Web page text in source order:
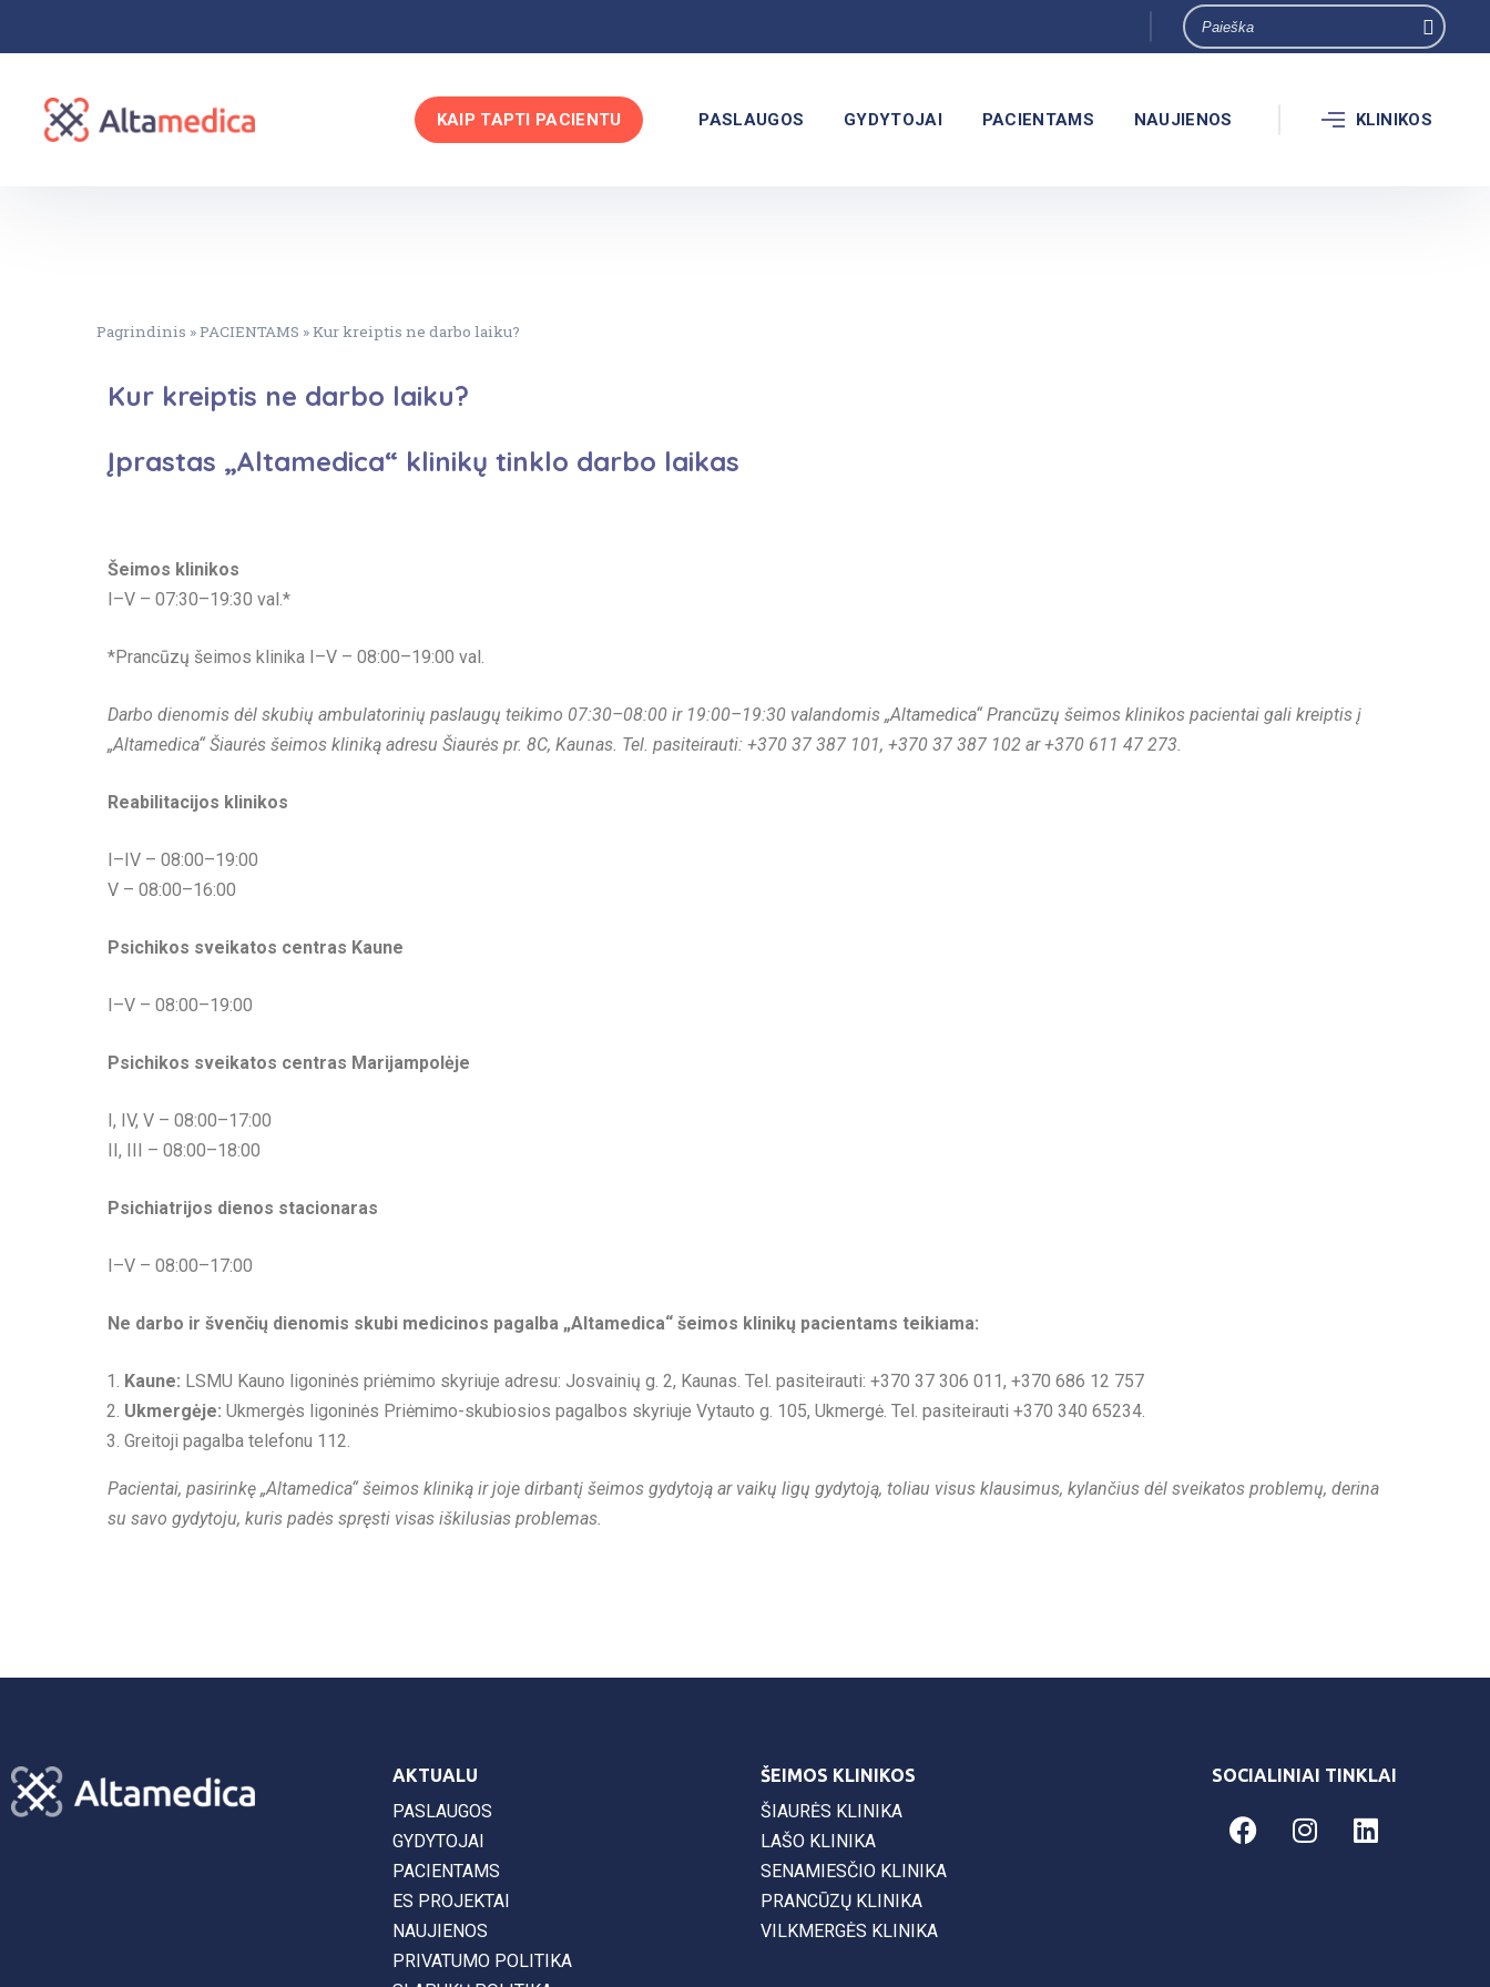
KAIP TAPTI PACIENTU PASLAUGOS GYDYTOJAI PACIENTAMS NAUJIENOS KLINIKOS
Pagrindinis »PACIENTAMS »Kur kreiptis ne darbo laiku?
Kur kreiptis ne darbo laiku?
Įprastas „Altamedica“ klinikų tinklo darbo laikas
Šeimos klinikos
I–V – 07:30–19:30 val.*
*Prancūzų šeimos klinika I–V – 08:00–19:00 val.
Darbo dienomis dėl skubių ambulatorinių paslaugų teikimo 07:30–08:00 ir 19:00–19:30 valandomis „Altamedica“ Prancūzų šeimos klinikos pacientai gali kreiptis į
„Altamedica“ Šiaurės šeimos kliniką adresu Šiaurės pr. 8C, Kaunas. Tel. pasiteirauti: +370 37 387 101, +370 37 387 102 ar +370 611 47 273.
Reabilitacijos klinikos
I–IV – 08:00–19:00
V – 08:00–16:00
Psichikos sveikatos centras Kaune
I–V – 08:00–19:00
Psichikos sveikatos centras Marijampolėje
I, IV, V – 08:00–17:00
II, III – 08:00–18:00
Psichiatrijos dienos stacionaras
I–V – 08:00–17:00
Ne darbo ir švenčių dienomis skubi medicinos pagalba „Altamedica“ šeimos klinikų pacientams teikiama:
Kaune: LSMU Kauno ligoninės priėmimo skyriuje adresu: Josvainių g. 2, Kaunas. Tel. pasiteirauti: +370 37 306 011, +370 686 12 757
Ukmergėje: Ukmergės ligoninės Priėmimo-skubiosios pagalbos skyriuje Vytauto g. 105, Ukmergė. Tel. pasiteirauti +370 340 65234.
Greitoji pagalba telefonu 112.
Pacientai, pasirinkę „Altamedica“ šeimos kliniką ir joje dirbantį šeimos gydytoją ar vaikų ligų gydytoją, toliau visus klausimus, kylančius dėl sveikatos problemų, derina
su savo gydytoju, kuris padės spręsti visas iškilusias problemas.
AKTUALU
PASLAUGOS
GYDYTOJAI
PACIENTAMS
ES PROJEKTAI
NAUJIENOS
PRIVATUMO POLITIKA
ŠEIMOS KLINIKOS
ŠIAURĖS KLINIKA
LAŠO KLINIKA
SENAMIESČIO KLINIKA
PRANCŪZŲ KLINIKA
VILKMERGĖS KLINIKA
SOCIALINIAI TINKLAI